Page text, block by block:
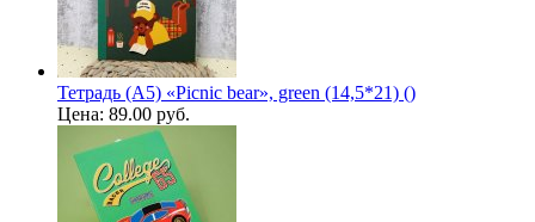
Тетрадь (A5) «Picnic bear», green (14,5*21) ()
Цена: 89.00 руб.